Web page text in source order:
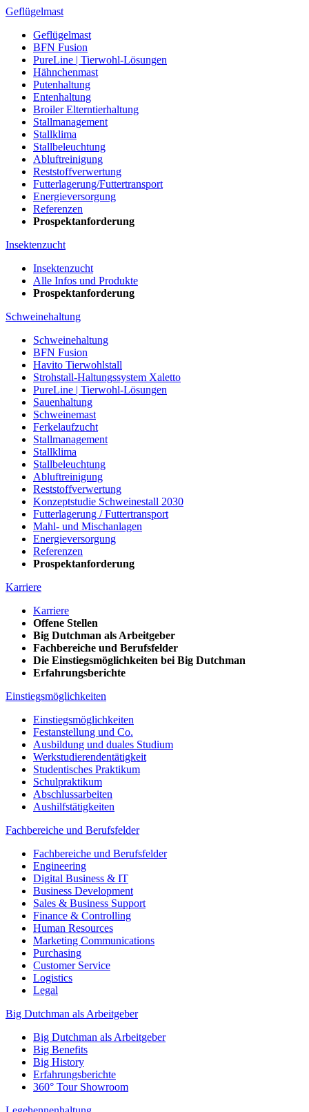
Geflügelmast
Geflügelmast
BFN Fusion
PureLine | Tierwohl-Lösungen
Hähnchenmast
Putenhaltung
Entenhaltung
Broiler Elterntierhaltung
Stallmanagement
Stallklima
Stallbeleuchtung
Abluftreinigung
Reststoffverwertung
Futterlagerung/Futtertransport
Energieversorgung
Referenzen
Prospektanforderung
Insektenzucht
Insektenzucht
Alle Infos und Produkte
Prospektanforderung
Schweinehaltung
Schweinehaltung
BFN Fusion
Havito Tierwohlstall
Strohstall-Haltungssystem Xaletto
PureLine | Tierwohl-Lösungen
Sauenhaltung
Schweinemast
Ferkelaufzucht
Stallmanagement
Stallklima
Stallbeleuchtung
Abluftreinigung
Reststoffverwertung
Konzeptstudie Schweinestall 2030
Futterlagerung / Futtertransport
Mahl- und Mischanlagen
Energieversorgung
Referenzen
Prospektanforderung
Karriere
Karriere
Offene Stellen
Big Dutchman als Arbeitgeber
Fachbereiche und Berufsfelder
Die Einstiegsmöglichkeiten bei Big Dutchman
Erfahrungsberichte
Einstiegsmöglichkeiten
Einstiegsmöglichkeiten
Festanstellung und Co.
Ausbildung und duales Studium
Werkstudierendentätigkeit
Studentisches Praktikum
Schulpraktikum
Abschlussarbeiten
Aushilfstätigkeiten
Fachbereiche und Berufsfelder
Fachbereiche und Berufsfelder
Engineering
Digital Business & IT
Business Development
Sales & Business Support
Finance & Controlling
Human Resources
Marketing Communications
Purchasing
Customer Service
Logistics
Legal
Big Dutchman als Arbeitgeber
Big Dutchman als Arbeitgeber
Big Benefits
Big History
Erfahrungsberichte
360° Tour Showroom